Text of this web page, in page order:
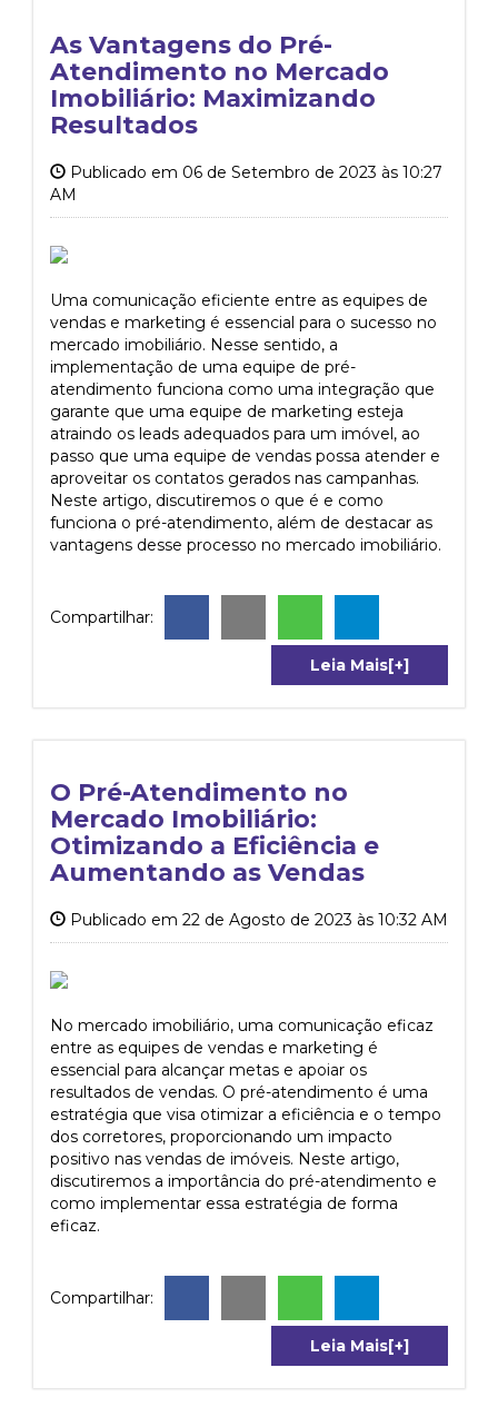
As Vantagens do Pré-
Atendimento no Mercado
Imobiliário: Maximizando
Resultados
Publicado em 06 de Setembro de 2023 às 10:27
AM
Uma comunicação eficiente entre as equipes de
vendas e marketing é essencial para o sucesso no
mercado imobiliário. Nesse sentido, a
implementação de uma equipe de pré-
atendimento funciona como uma integração que
garante que uma equipe de marketing esteja
atraindo os leads adequados para um imóvel, ao
passo que uma equipe de vendas possa atender e
aproveitar os contatos gerados nas campanhas.
Neste artigo, discutiremos o que é e como
funciona o pré-atendimento, além de destacar as
vantagens desse processo no mercado imobiliário.
Compartilhar:
Leia Mais[+]
O Pré-Atendimento no
Mercado Imobiliário:
Otimizando a Eficiência e
Aumentando as Vendas
Publicado em 22 de Agosto de 2023 às 10:32 AM
No mercado imobiliário, uma comunicação eficaz
entre as equipes de vendas e marketing é
essencial para alcançar metas e apoiar os
resultados de vendas. O pré-atendimento é uma
estratégia que visa otimizar a eficiência e o tempo
dos corretores, proporcionando um impacto
positivo nas vendas de imóveis. Neste artigo,
discutiremos a importância do pré-atendimento e
como implementar essa estratégia de forma
eficaz.
Compartilhar:
Leia Mais[+]